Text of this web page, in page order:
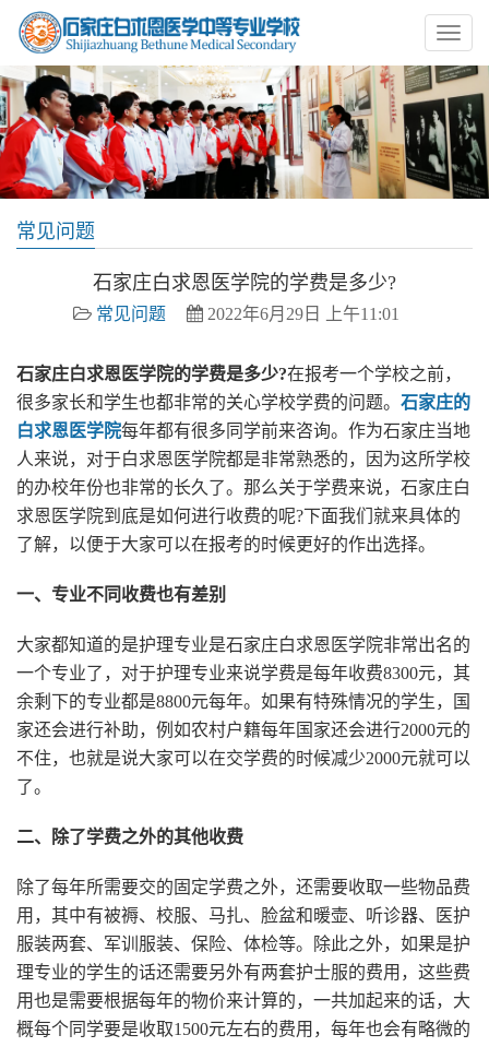
常见问题
石家庄白求恩医学院的学费是多少?
常见问题 2022年6月29日 上午11:01
石家庄白求恩医学院的学费是多少?在报考一个学校之前，
很多家长和学生也都非常的关心学校学费的问题。 石家庄的
白求恩医学院每年都有很多同学前来咨询。作为石家庄当地
人来说，对于白求恩医学院都是非常熟悉的，因为这所学校
的办校年份也非常的长久了。那么关于学费来说，石家庄白
求恩医学院到底是如何进行收费的呢?下面我们就来具体的
了解，以便于大家可以在报考的时候更好的作出选择。
一、专业不同收费也有差别
大家都知道的是护理专业是石家庄白求恩医学院非常出名的
一个专业了，对于护理专业来说学费是每年收费8300元，其
余剩下的专业都是8800元每年。如果有特殊情况的学生，国
家还会进行补助，例如农村户籍每年国家还会进行2000元的
不住，也就是说大家可以在交学费的时候减少2000元就可以
了。
二、除了学费之外的其他收费
除了每年所需要交的固定学费之外，还需要收取一些物品费
用，其中有被褥、校服、马扎、脸盆和暖壶、听诊器、医护
服装两套、军训服装、保险、体检等。除此之外，如果是护
理专业的学生的话还需要另外有两套护士服的费用，这些费
用也是需要根据每年的物价来计算的，一共加起来的话，大
概每个同学要是收取1500元左右的费用，每年也会有略微的